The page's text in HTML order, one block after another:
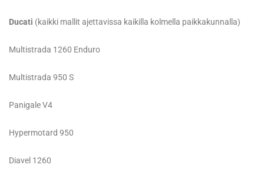
Ducati (kaikki mallit ajettavissa kaikilla kolmella paikkakunnalla)
Multistrada 1260 Enduro
Multistrada 950 S
Panigale V4
Hypermotard 950
Diavel 1260